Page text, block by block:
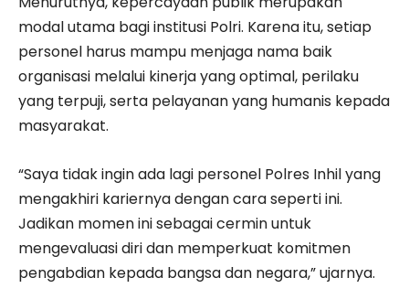
modal utama bagi institusi Polri. Karena itu, setiap
personel harus mampu menjaga nama baik
organisasi melalui kinerja yang optimal, perilaku
yang terpuji, serta pelayanan yang humanis kepada
masyarakat.
“Saya tidak ingin ada lagi personel Polres Inhil yang
mengakhiri kariernya dengan cara seperti ini.
Jadikan momen ini sebagai cermin untuk
mengevaluasi diri dan memperkuat komitmen
pengabdian kepada bangsa dan negara,” ujarnya.